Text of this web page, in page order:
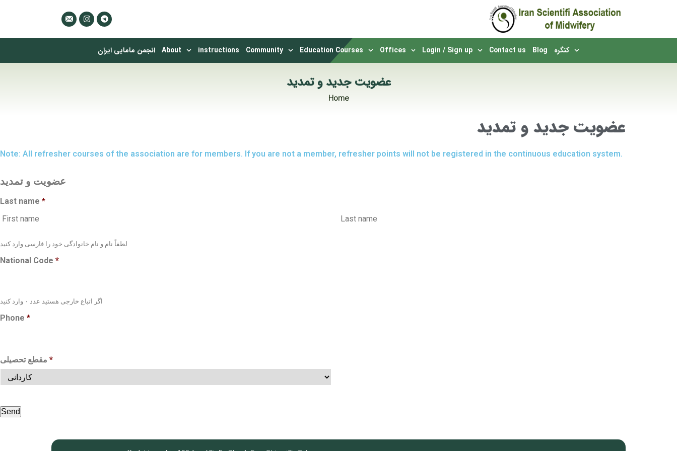
English
انجمن مامایی ایران About instructions Community Education Courses Offices Login / Sign up Contact us Blog کنگره
عضویت جدید و تمدید
Home
عضویت جدید و تمدید
Note: All refresher courses of the association are for members. If you are not a member, refresher points will not be registered in the continuous education system.
عضویت و تمدید
Last name *
لطفاً نام و نام خانوادگی خود را فارسی وارد کنید
National Code *
اگر اتباع خارجی هستید عدد ۰ وارد کنید
Phone *
مقطع تحصیلی *